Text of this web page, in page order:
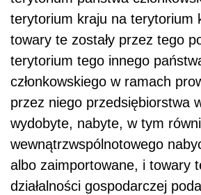
terytorium kraju na terytorium
towary te zostały przez tego
terytorium tego innego
członkowskiego w ramach
przez niego przedsiębiorstwa
wydobyte, nabyte, w tym
wewnątrzwspólnotowego
albo zaimportowane, i towary
działalności gospodarczej